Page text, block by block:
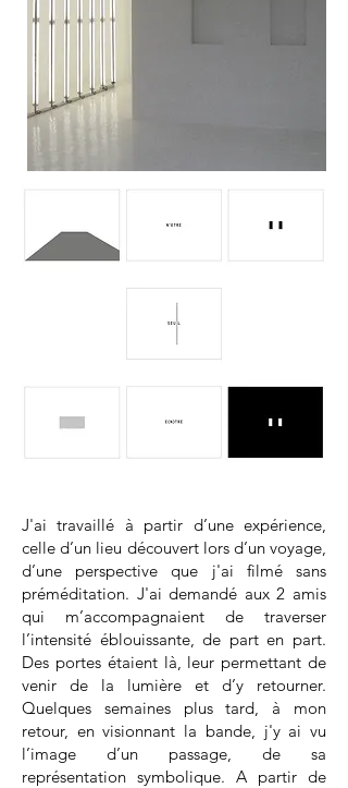
J'ai travaillé à partir d’une expérience,
celle d’un lieu découvert lors d’un voyage,
d’une perspective que j'ai filmé sans
préméditation. J'ai demandé aux 2 amis
qui m’accompagnaient de traverser
l’intensité éblouissante, de part en part.
Des portes étaient là, leur permettant de
venir de la lumière et d’y retourner.
Quelques semaines plus tard, à mon
retour, en visionnant la bande, j'y ai vu
l’image d’un passage, de sa
représentation symbolique. A partir de